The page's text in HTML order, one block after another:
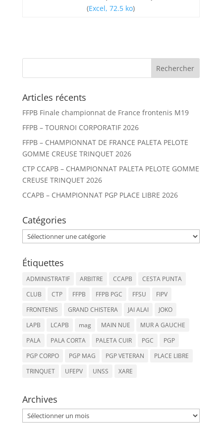
(Excel, 72.5 ko)
Articles récents
FFPB Finale championnat de France frontenis M19
FFPB – TOURNOI CORPORATIF 2026
FFPB – CHAMPIONNAT DE FRANCE PALETA PELOTE
GOMME CREUSE TRINQUET 2026
CTP CCAPB – CHAMPIONNAT PALETA PELOTE GOMME
CREUSE TRINQUET 2026
CCAPB – CHAMPIONNAT PGP PLACE LIBRE 2026
Catégories
Catégories
Étiquettes
ADMINISTRATIF ARBITRE CCAPB
CESTA PUNTA
CLUB
CTP FFPB FFPB PGC FFSU
FIPV
FRONTENIS
GRAND CHISTERA JAI ALAI
JOKO
LAPB
LCAPB mag MAIN NUE
MUR A GAUCHE
PALA
PALA CORTA PALETA CUIR PGC
PGP
PGP CORPO
PGP MAG PGP VETERAN
PLACE LIBRE
TRINQUET
UFEPV UNSS XARE
Archives
Archives